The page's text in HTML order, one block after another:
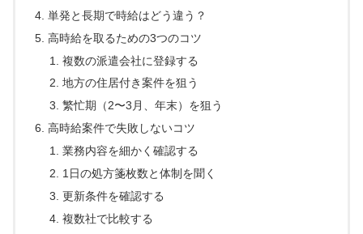
単発と長期で時給はどう違う？
高時給を取るための3つのコツ
複数の派遣会社に登録する
地方の住居付き案件を狙う
繁忙期（2〜3月、年末）を狙う
高時給案件で失敗しないコツ
業務内容を細かく確認する
1日の処方箋枚数と体制を聞く
更新条件を確認する
複数社で比較する